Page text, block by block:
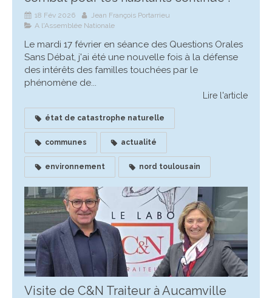
18 Fév 2026
Jean François Portarrieu
A l'Assemblée Nationale
Le mardi 17 février en séance des Questions Orales
Sans Débat, j'ai été une nouvelle fois à la défense
des intérêts des familles touchées par le
phénomène de...
Lire l'article
état de catastrophe naturelle
communes actualité
environnement nord toulousain
Visite de C&N Traiteur à Aucamville